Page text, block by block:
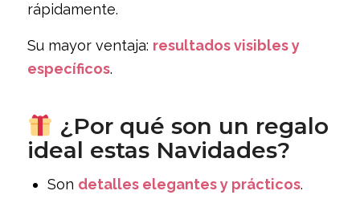
rápidamente.
Su mayor ventaja: resultados visibles y
específicos.
¿Por qué son un regalo
ideal estas Navidades?
Son detalles elegantes y prácticos.